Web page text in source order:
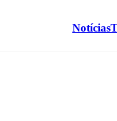
Notícias